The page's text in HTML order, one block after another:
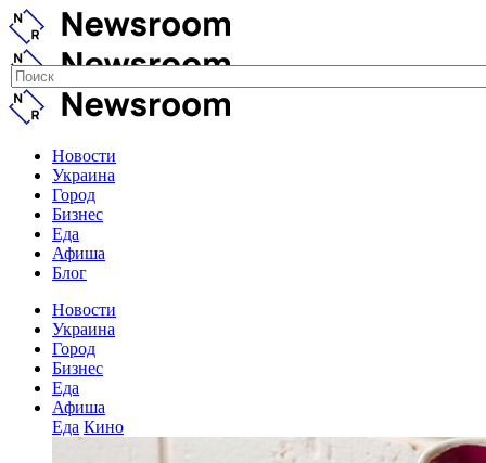
Новости
Украина
Город
Бизнес
Еда
Афиша
Блог
Новости
Украина
Город
Бизнес
Еда
Афиша
Еда Кино